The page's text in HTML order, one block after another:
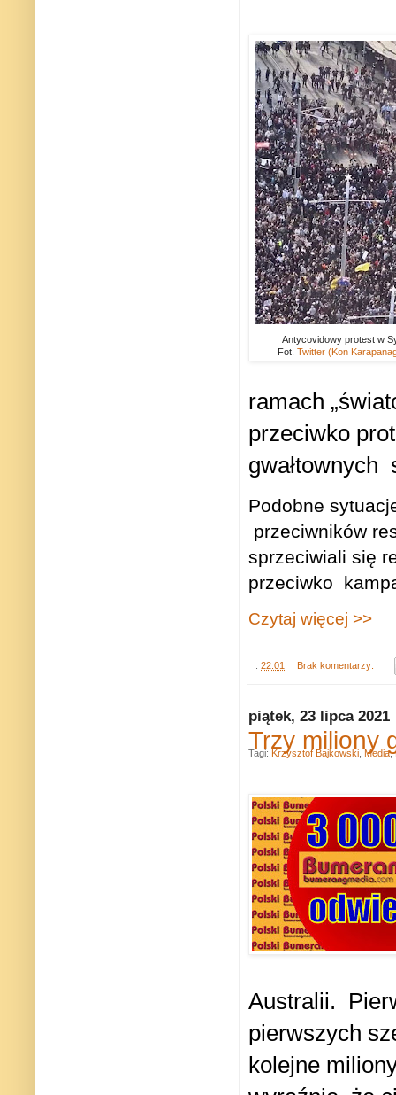
Antycovidowy protest w
Fot. Twitter (Kon
ramach
przeciwko
gwałtownych
Podobne
przeciwników
sprzeciwiali się
przeciwko
Czytaj więcej >>
22:01 Brak komentarzy:
piątek, 23 lipca 2021
Trzy miliony
Australii.
pierwszych
kolejne
Tagi: Krzysztof Bajkowski Media,